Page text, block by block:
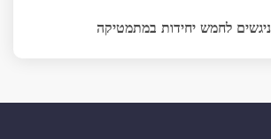
לחמש יחידות במתמטיקה